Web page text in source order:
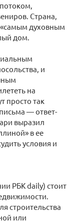
Страна,
«самым духовным
дом.
и
на
просто так
— ответ­
выразил
в ее
условия и
РБК daily) стоит
строительства
или